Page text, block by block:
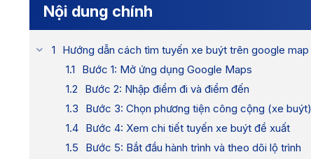
Nội dung chính
Hướng dẫn cách tìm tuyến xe buýt trên google map​
Bước 1: Mở ứng dụng Google Maps
Bước 2: Nhập điểm đi và điểm đến
Bước 3: Chọn phương tiện công cộng (xe buýt)
Bước 4: Xem chi tiết tuyến xe buýt đề xuất
Bước 5: Bắt đầu hành trình và theo dõi lộ trình